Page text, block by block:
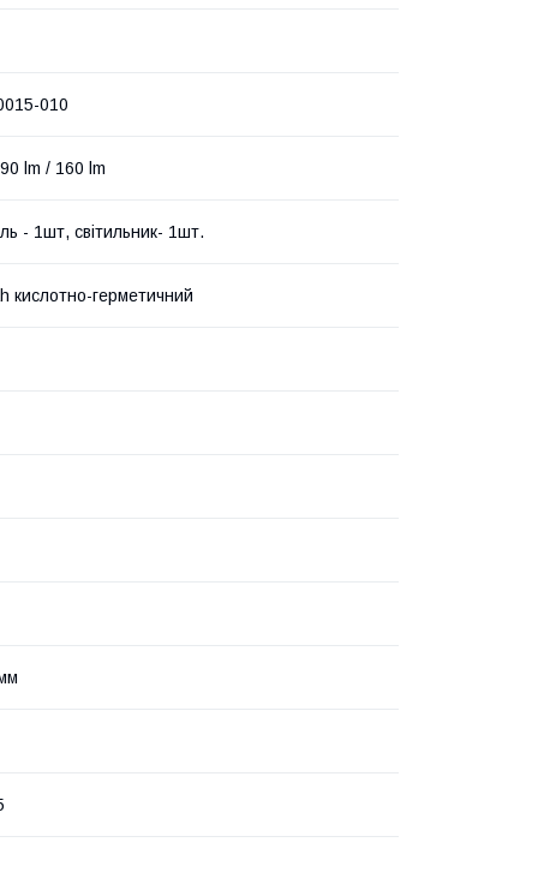
010
lm / 160 lm
- 1шт, світильник- 1шт.
кислотно-герметичний